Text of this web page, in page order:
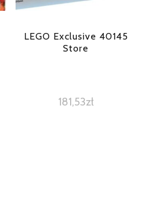
LEGO Exclusive 40145
Store
181,53zł